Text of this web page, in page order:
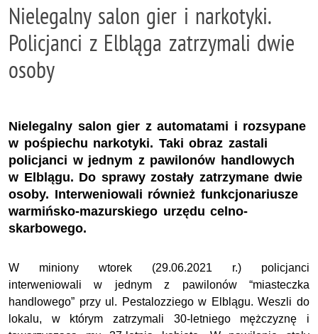
Nielegalny salon gier i narkotyki.
Policjanci z Elbląga zatrzymali dwie
osoby
Nielegalny salon gier z automatami i rozsypane
w pośpiechu narkotyki. Taki obraz zastali
policjanci w jednym z pawilonów handlowych
w Elblągu. Do sprawy zostały zatrzymane dwie
osoby. Interweniowali również funkcjonariusze
warmińsko-mazurskiego urzędu celno-
skarbowego.
W miniony wtorek (29.06.2021 r.) policjanci
interweniowali w jednym z pawilonów “miasteczka
handlowego” przy ul. Pestalozziego w Elblągu. Weszli do
lokalu, w którym zatrzymali 30-letniego mężczyznę i